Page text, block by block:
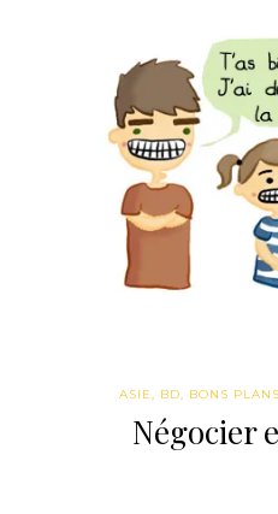
ASIE, BD, BONS
Négocier